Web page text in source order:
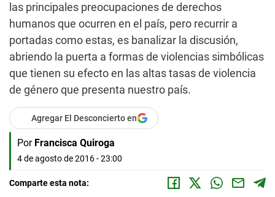
las principales preocupaciones de derechos
humanos que ocurren en el país, pero recurrir a
portadas como estas, es banalizar la discusión,
abriendo la puerta a formas de violencias simbólicas
que tienen su efecto en las altas tasas de violencia
de género que presenta nuestro país.
Agregar El Desconcierto en
Por Francisca Quiroga
4 de agosto de 2016 - 23:00
Comparte esta nota: